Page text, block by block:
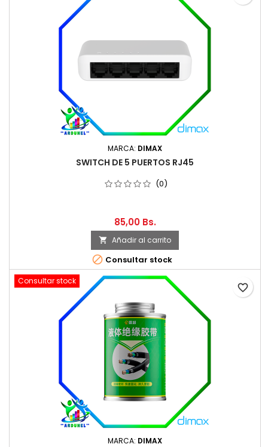
MARCA: DIMAX
SWITCH DE 5 PUERTOS RJ45
(0)
85,00 Bs.
 Añadir al carrito
 Consultar stock
Consultar stock
MARCA: DIMAX
favorite_border